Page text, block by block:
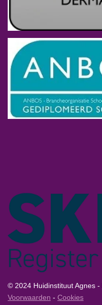
© 2024 Huidinstituut Agnes -
Voorwaarden - Cookies